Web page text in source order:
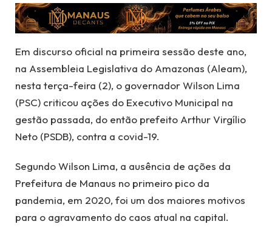
Em discurso oficial na primeira sessão deste ano,
na Assembleia Legislativa do Amazonas (Aleam),
nesta terça-feira (2), o governador Wilson Lima
(PSC) criticou ações do Executivo Municipal na
gestão passada, do então prefeito Arthur Virgílio
Neto (PSDB), contra a covid-19.
Segundo Wilson Lima, a ausência de ações da
Prefeitura de Manaus no primeiro pico da
pandemia, em 2020, foi um dos maiores motivos
para o agravamento do caos atual na capital.